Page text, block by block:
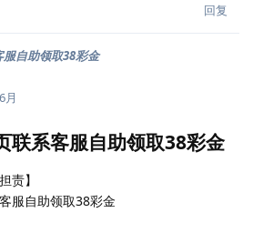
回复
自助领取38彩金
月
联系客服自助领取38彩金
责】
服自助领取38彩金